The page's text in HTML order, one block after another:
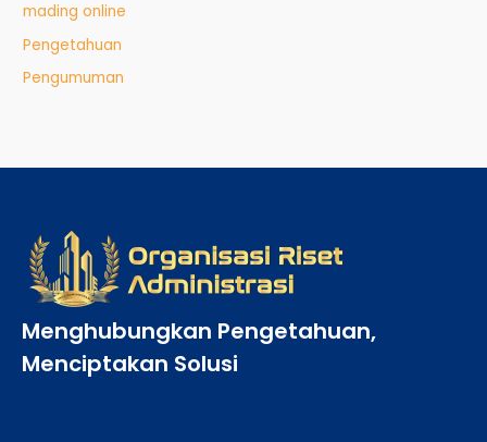
mading online
Pengetahuan
Pengumuman
Menghubungkan Pengetahuan,
Menciptakan Solusi